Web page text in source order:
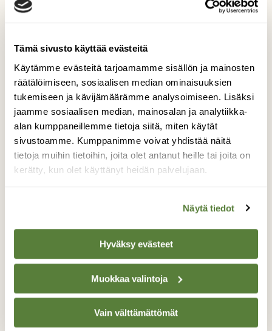
Tämä sivusto käyttää evästeitä
Käytämme evästeitä tarjoamamme sisällön ja mainosten
räätälöimiseen, sosiaalisen median ominaisuuksien
tukemiseen ja kävijämäärämme analysoimiseen. Lisäksi
jaamme sosiaalisen median, mainosalan ja analytiikka-
alan kumppaneillemme tietoja siitä, miten käytät
sivustoamme. Kumppanimme voivat yhdistää näitä
tietoja muihin tietoihin, joita olet antanut heille tai joita on
kerätty, kun olet käyttänyt heidän palvelujaan.
Näytä tiedot
Hyväksy evästeet
Muokkaa valintoja
Vain välttämättömät
Pieni Verkkosiipinen
Kuvattu 11.6.2016 Luonto tarjoaa
mönennäköistä katsottavaa ja
ihmeteltävää.
Valokuvaaja: Sirpa Uusi-Uola, Eurajoki Sydänmaa
TAKAISIN LISTAAN